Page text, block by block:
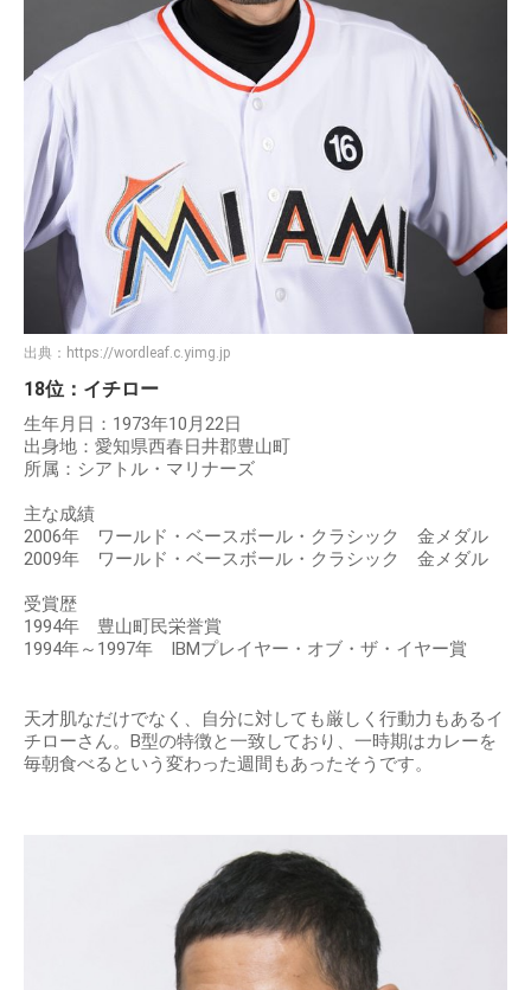
出典： https://wordleaf.c.yimg.jp
18位：イチロー
生年月日：1973年10月22日
出身地：愛知県西春日井郡豊山町
所属：シアトル・マリナーズ
主な成績
2006年 ワールド・ベースボール・クラシック 金メダル
2009年 ワールド・ベースボール・クラシック 金メダル
受賞歴
1994年 豊山町民栄誉賞
1994年～1997年 IBMプレイヤー・オブ・ザ・イヤー賞
天才肌なだけでなく、自分に対しても厳しく行動力もあるイ
チローさん。B型の特徴と一致しており、一時期はカレーを
毎朝食べるという変わった週間もあったそうです。